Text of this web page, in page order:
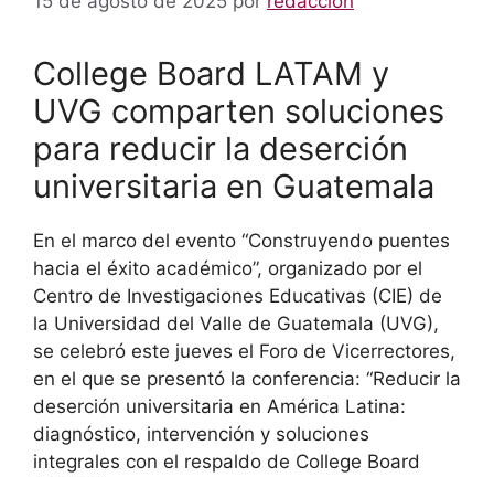
College Board LATAM y
UVG comparten soluciones
para reducir la deserción
universitaria en Guatemala
En el marco del evento “Construyendo puentes
hacia el éxito académico”, organizado por el
Centro de Investigaciones Educativas (CIE) de
la Universidad del Valle de Guatemala (UVG),
se celebró este jueves el Foro de Vicerrectores,
en el que se presentó la conferencia: “Reducir la
deserción universitaria en América Latina:
diagnóstico, intervención y soluciones
integrales con el respaldo de College Board